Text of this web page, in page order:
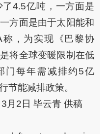
4.5亿吨，一方面是
方面是由于太阳能和
，为实现《巴黎协
将全球变暖限制在低
门每年需减排约5亿
节能减排政策。
月2日 毕云青 供稿